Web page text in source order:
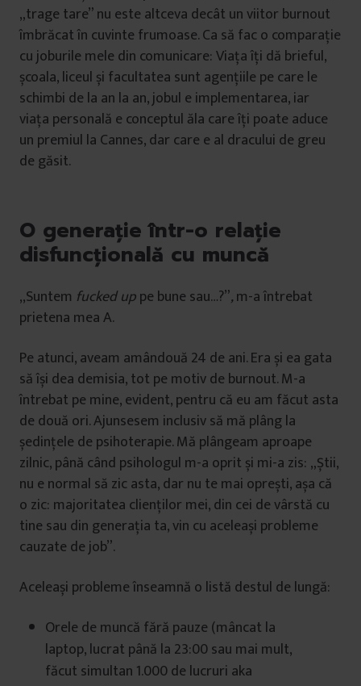
„trage tare” nu este altceva decât un viitor burnout
îmbrăcat în cuvinte frumoase. Ca să fac o comparație
cu joburile mele din comunicare: Viața îți dă brieful,
școala, liceul și facultatea sunt agențiile pe care le
schimbi de la an la an, jobul e implementarea, iar
viața personală e conceptul ăla care îți poate aduce
un premiul la Cannes, dar care e al dracului de greu
de găsit.
O generație într-o relație
disfuncțională cu muncă
,,Suntem fucked uppe bune sau…?”,m-a întrebat
prietena mea A.
Pe atunci, aveam amândouă 24 de ani. Era și ea gata
să își dea demisia, tot pe motiv de burnout. M-a
întrebat pe mine, evident, pentru că eu am făcut asta
de două ori. Ajunsesem inclusiv să mă plâng la
ședințele de psihoterapie. Mă plângeam aproape
zilnic, până când psihologul m-a oprit și mi-a zis: „Știi,
nu e normal să zic asta, dar nu te mai oprești, așa că
o zic: majoritatea clienților mei, din cei de vârstă cu
tine sau din generația ta, vin cu aceleași probleme
cauzate de job”.
Aceleași probleme înseamnă o listă destul de lungă:
Orele de muncă fără pauze (mâncat la
laptop, lucrat până la 23:00 sau mai mult,
făcut simultan 1.000 de lucruri aka